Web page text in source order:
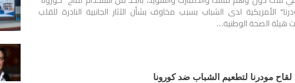
الأمريكية لدى الشباب بسبب مخاوف بشأن الآثار الجانبية النادرة للقلب
هيئة الصحة الوطنية…
مودرنا لتطعيم الشباب ضد كورونا